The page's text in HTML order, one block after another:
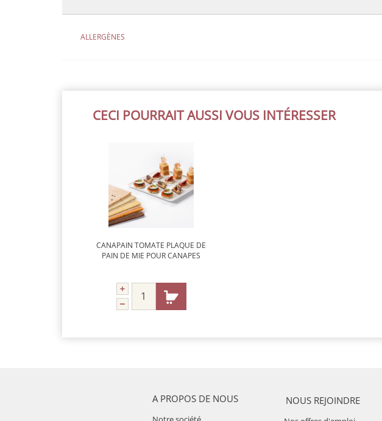
ALLERGÈNES
CECI POURRAIT AUSSI VOUS INTÉRESSER
CANAPAIN TOMATE PLAQUE DE
PAIN DE MIE POUR CANAPES
A PROPOS DE NOUS NOUS REJOINDRE